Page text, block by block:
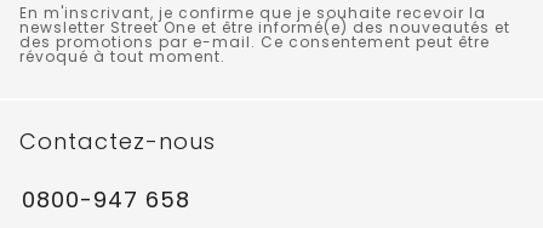
En m'inscrivant, je confirme que je souhaite recevoir la
newsletter Street One et être informé(e) des nouveautés et
des promotions par e-mail. Ce consentement peut être
révoqué à tout moment.
Contactez-nous
0800-947 658